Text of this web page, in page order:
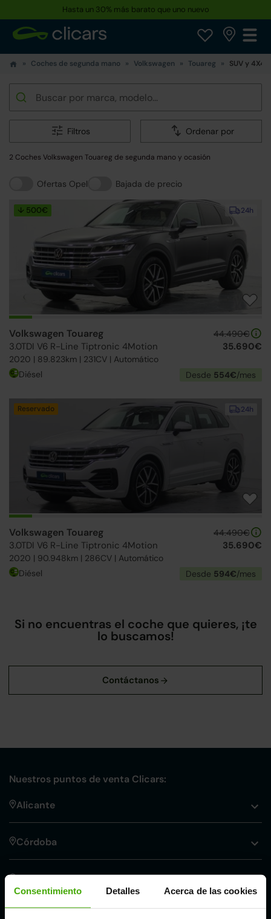
Consentimiento Detalles Acerca de las cookies
Hasta un 30% más barato que uno nuevo
Coches de segunda mano Volkswagen Touareg SUV y 4X4
Filtros Ordenar por
2 Coches Volkswagen Touareg de segunda mano y ocasión
Ofertas Opel Bajada de precio
24h
↓ 500€
Volkswagen Touareg
3.0TDI V6 R-Line Tiptronic 4Motion
2020 | 89.823km | 231CV | Automático
44.490€
35.690€
Diésel Desde 554€/mes
24h
Reservado
Volkswagen Touareg
3.0TDI V6 R-Line Tiptronic 4Motion
2020 | 90.948km | 286CV | Automático
44.490€
35.690€
Diésel Desde 594€/mes
Si no encuentras el coche que quieres, ¡te
lo buscamos!
Nuestros puntos de venta Clicars:
Alicante
Córdoba
Madrid